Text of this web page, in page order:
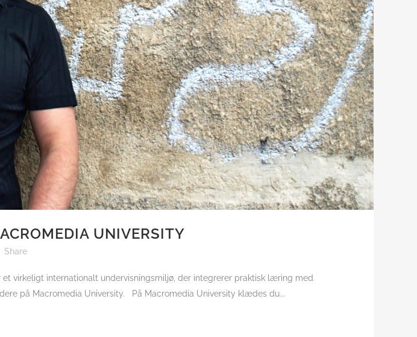
UNIVERSITY
Share
virkeligt internationalt undervisningsmiljø, der integrerer praktisk læring med
på Macromedia University. På Macromedia University klædes du...